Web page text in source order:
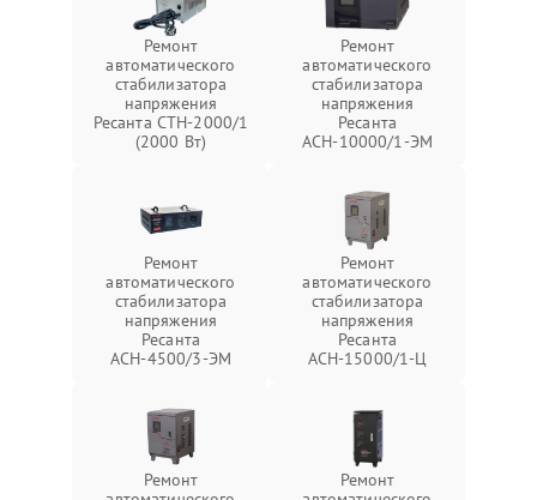
Ремонт
автоматического
стабилизатора
напряжения
Ресанта СТН-2000/1
(2000 Вт)
Ремонт
автоматического
стабилизатора
напряжения
Ресанта
АСН-10000/1-ЭМ
Ремонт
автоматического
стабилизатора
напряжения
Ресанта
АСН-4500/3-ЭМ
Ремонт
автоматического
стабилизатора
напряжения
Ресанта
АСН-15000/1-Ц
Ремонт
Ремонт